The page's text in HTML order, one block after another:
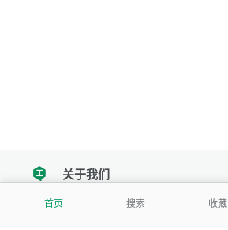
首页 搜索 收藏
tencent关于我们
我们努力把每一个工具做成批量处理的产品